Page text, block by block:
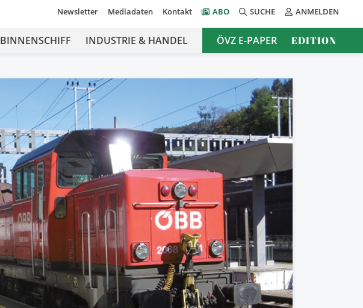
Newsletter Mediadaten Kontakt ABO SUCHE ANMELDEN
BINNENSCHIFF INDUSTRIE & HANDEL ÖVZ E-PAPER EDITION